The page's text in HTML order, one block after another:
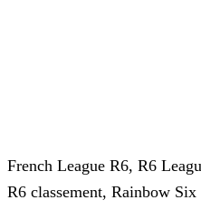
French League R6, R6
R6 classement, Rainbow